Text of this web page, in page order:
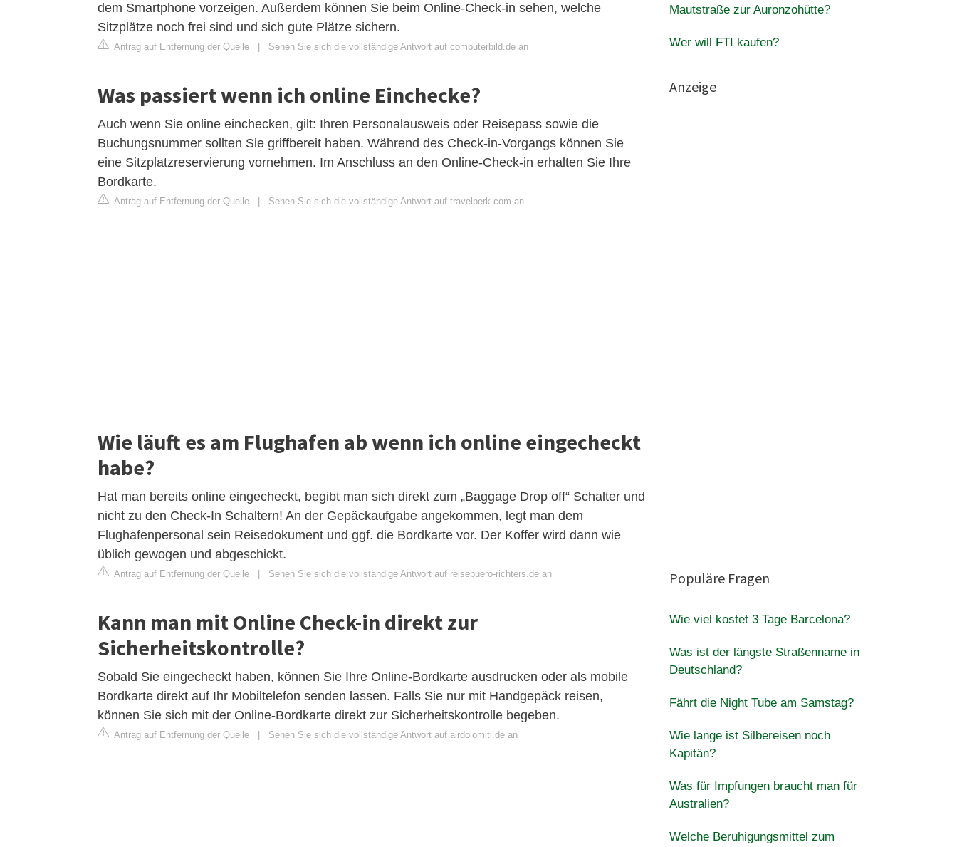
dem Smartphone vorzeigen. Außerdem können Sie beim Online-Check-in sehen, welche
Sitzplätze noch frei sind und sich gute Plätze sichern.
Antrag auf Entfernung der Quelle Sehen Sie sich die vollständige Antwort auf computerbild.de an
Was passiert wenn ich online Einchecke?
Auch wenn Sie online einchecken, gilt: Ihren Personalausweis oder Reisepass sowie die
Buchungsnummer sollten Sie griffbereit haben. Während des Check-in-Vorgangs können Sie
eine Sitzplatzreservierung vornehmen. Im Anschluss an den Online-Check-in erhalten Sie Ihre
Bordkarte.
Antrag auf Entfernung der Quelle Sehen Sie sich die vollständige Antwort auf travelperk.com an
Wie läuft es am Flughafen ab wenn ich online eingecheckt
habe?
Hat man bereits online eingecheckt, begibt man sich direkt zum „Baggage Drop off“ Schalter und
nicht zu den Check-In Schaltern! An der Gepäckaufgabe angekommen, legt man dem
Flughafenpersonal sein Reisedokument und ggf. die Bordkarte vor. Der Koffer wird dann wie
üblich gewogen und abgeschickt.
Antrag auf Entfernung der Quelle Sehen Sie sich die vollständige Antwort auf reisebuero-richters.de an
Kann man mit Online Check-in direkt zur
Sicherheitskontrolle?
Sobald Sie eingecheckt haben, können Sie Ihre Online-Bordkarte ausdrucken oder als mobile
Bordkarte direkt auf Ihr Mobiltelefon senden lassen. Falls Sie nur mit Handgepäck reisen,
können Sie sich mit der Online-Bordkarte direkt zur Sicherheitskontrolle begeben.
Antrag auf Entfernung der Quelle Sehen Sie sich die vollständige Antwort auf airdolomiti.de an
Mautstraße zur Auronzohütte?
Wer will FTI kaufen?
Anzeige
Populäre Fragen
Wie viel kostet 3 Tage Barcelona?
Was ist der längste Straßenname in
Deutschland?
Fährt die Night Tube am Samstag?
Wie lange ist Silbereisen noch
Kapitän?
Was für Impfungen braucht man für
Australien?
Welche Beruhigungsmittel zum